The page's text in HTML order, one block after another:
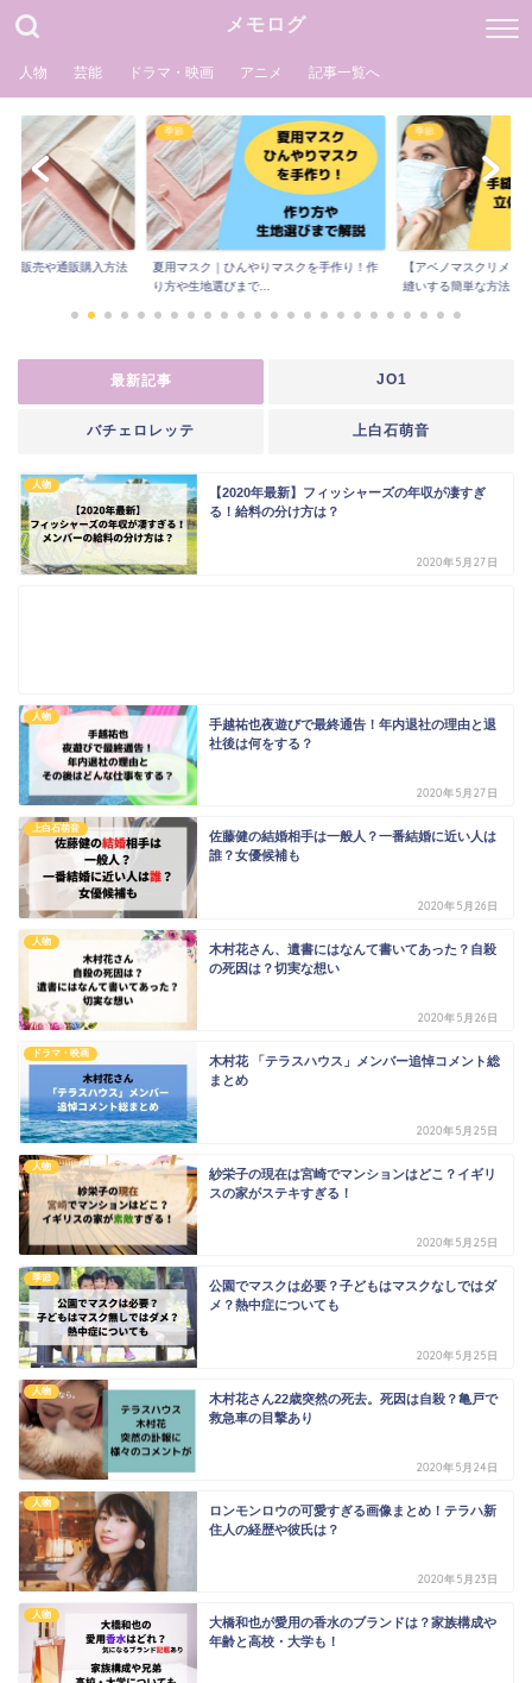
メモログ
人物 芸能 ドラマ・映画 アニメ 記事一覧へ
約販売や通販購入方法
季節
夏用マスク｜ひんやりマスクを手作り！作
り方や生地選びまで...
季節
【アベノマスクリメイ
縫いする簡単な方法...
最新記事 JO1
バチェロレッテ 上白石萌音
人物
【2020年最新】フィッシャーズの年収が凄すぎ
る！給料の分け方は？
2020年5月27日
人物
手越祐也夜遊びで最終通告！年内退社の理由と退
社後は何をする？
2020年5月27日
上白石萌音
佐藤健の結婚相手は一般人？一番結婚に近い人は
誰？女優候補も
2020年5月26日
人物
木村花さん、遺書にはなんて書いてあった？自殺
の死因は？切実な想い
2020年5月26日
ドラマ・映画
木村花 「テラスハウス」メンバー追悼コメント総
まとめ
2020年5月25日
人物
紗栄子の現在は宮崎でマンションはどこ？イギリ
スの家がステキすぎる！
2020年5月25日
季節
公園でマスクは必要？子どもはマスクなしではダ
メ？熱中症についても
2020年5月25日
人物
木村花さん22歳突然の死去。死因は自殺？亀戸で
救急車の目撃あり
2020年5月24日
人物
ロンモンロウの可愛すぎる画像まとめ！テラハ新
住人の経歴や彼氏は？
2020年5月23日
人物
大橋和也が愛用の香水のブランドは？家族構成や
年齢と高校・大学も！